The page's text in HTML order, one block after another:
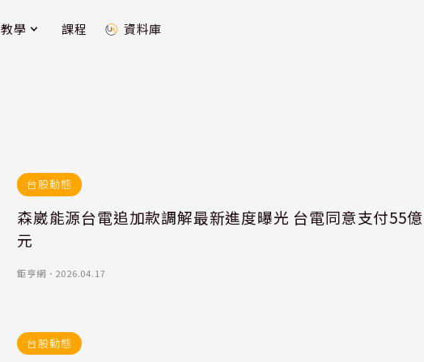
教學 課程 資料庫
台股動態
森崴能源台電追加款調解最新進度曝光 台電同意支付55億
元
鉅亨網 ． 2026.04.17
台股動態